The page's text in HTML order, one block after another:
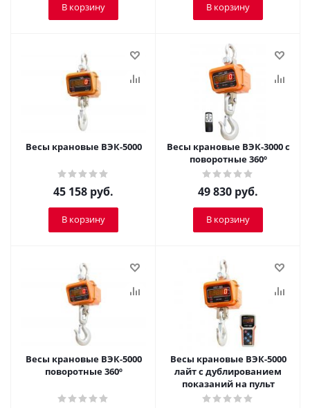
В корзину В корзину
Весы крановые ВЭК-5000
45 158 руб.
В корзину
Весы крановые ВЭК-3000 с
поворотные 360º
49 830 руб.
В корзину
Весы крановые ВЭК-5000
поворотные 360º
Весы крановые ВЭК-5000
лайт с дублированием
показаний на пульт